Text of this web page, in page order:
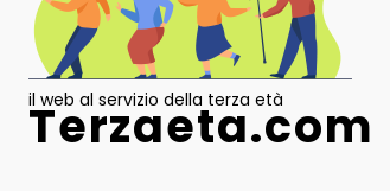
il web al servizio della terza età
Terzaeta.com